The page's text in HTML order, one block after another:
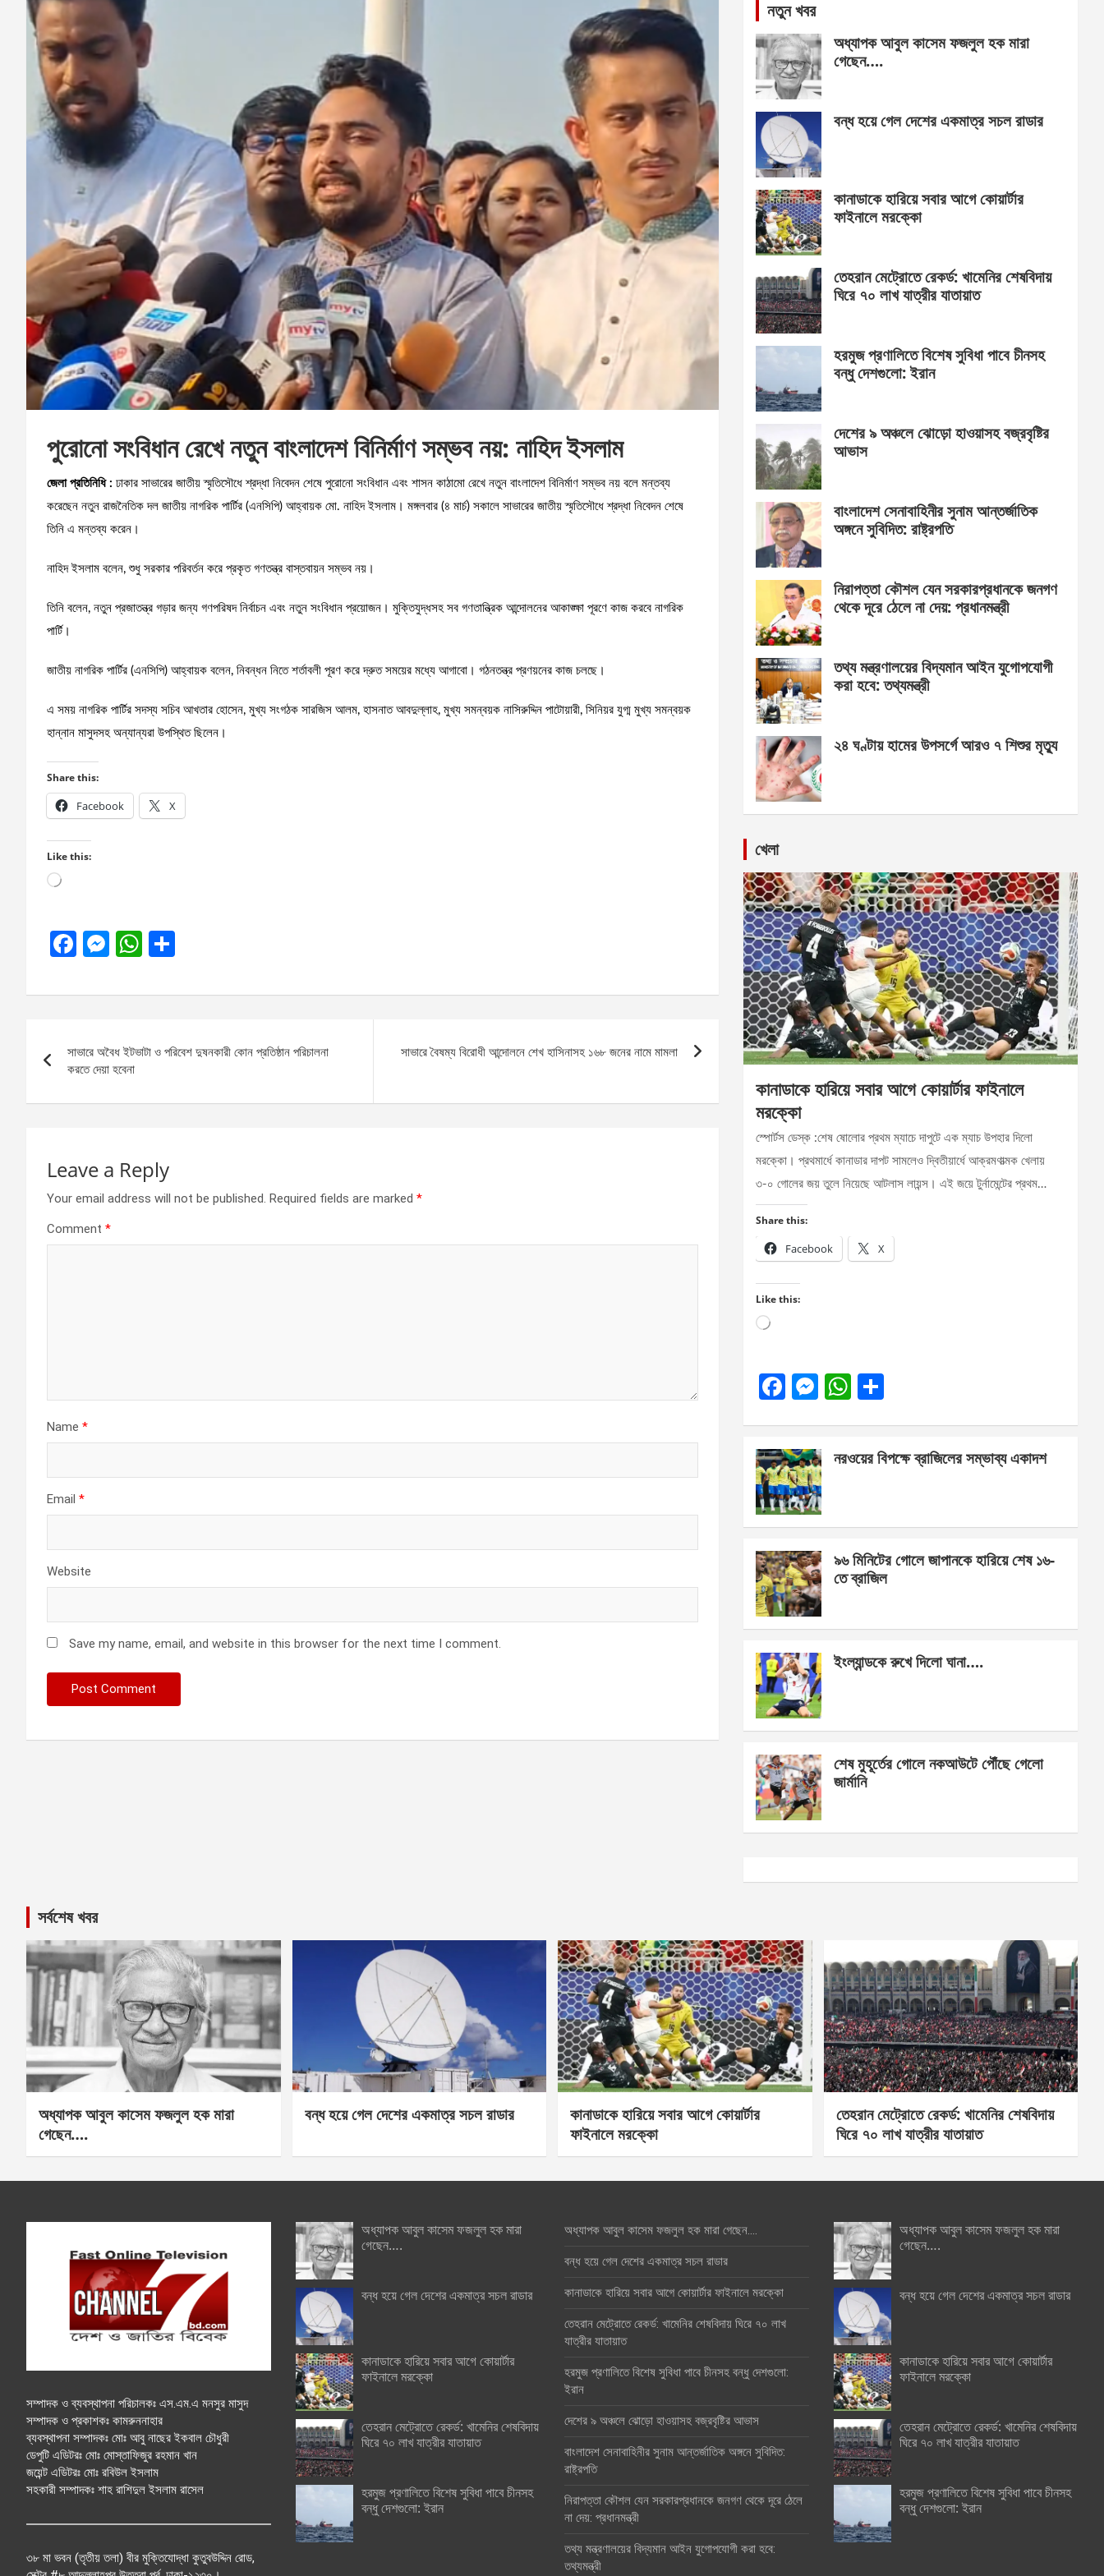
পুরোনো সংবিধান রেখে নতুন বাংলাদেশ বিনির্মাণ সম্ভব নয়: নাহিদ ইসলাম
জেলা প্রতিনিধি : ঢাকার সাভারের জাতীয় স্মৃতিসৌধে শ্রদ্ধা নিবেদন শেষে পুরোনো সংবিধান এবং শাসন কাঠামো রেখে নতুন বাংলাদেশ বিনির্মাণ সম্ভব নয় বলে মন্তব্য
করেছেন নতুন রাজনৈতিক দল জাতীয় নাগরিক পার্টির (এনসিপি) আহ্বায়ক মো. নাহিদ ইসলাম। মঙ্গলবার (৪ মার্চ) সকালে সাভারের জাতীয় স্মৃতিসৌধে শ্রদ্ধা নিবেদন শেষে
তিনি এ মন্তব্য করেন।
নাহিদ ইসলাম বলেন, শুধু সরকার পরিবর্তন করে প্রকৃত গণতন্ত্র বাস্তবায়ন সম্ভব নয়।
তিনি বলেন, নতুন প্রজাতন্ত্র গড়ার জন্য গণপরিষদ নির্বাচন এবং নতুন সংবিধান প্রয়োজন। মুক্তিযুদ্ধসহ সব গণতান্ত্রিক আন্দোলনের আকাঙ্ক্ষা পূরণে কাজ করবে নাগরিক
পার্টি।
জাতীয় নাগরিক পার্টির (এনসিপি) আহ্বায়ক বলেন, নিবন্ধন নিতে শর্তাবলী পূরণ করে দ্রুত সময়ের মধ্যে আগাবো। গঠনতন্ত্র প্রণয়নের কাজ চলছে।
এ সময় নাগরিক পার্টির সদস্য সচিব আখতার হোসেন, মুখ্য সংগঠক সারজিস আলম, হাসনাত আবদুল্লাহ, মুখ্য সমন্বয়ক নাসিরুদ্দিন পাটোয়ারী, সিনিয়র যুগ্ম মুখ্য সমন্বয়ক
হান্নান মাসুদসহ অন্যান্যরা উপস্থিত ছিলেন।
Share this:
Facebook X
Like this:
Loading…
F
ce
o
o
k
M
se
g
er
W
at
A
p
ar
navigation
সাভারে অবৈধ ইটভাটা ও পরিবেশ দুষনকারী কোন প্রতিষ্ঠান পরিচালনা
করতে দেয়া হবেনা
সাভারে বৈষম্য বিরোধী আন্দোলনে শেখ হাসিনাসহ ১৬৮ জনের নামে মামলা
Leave a Reply
Your email address will not be published. Required fields are marked *
Comment *
Name *
Email *
Website
Save my name, email, and website in this browser for the next time I comment.
নতুন খবর
অধ্যাপক আবুল কাসেম ফজলুল হক মারা
গেছেন….
বন্ধ হয়ে গেল দেশের একমাত্র সচল রাডার
কানাডাকে হারিয়ে সবার আগে কোয়ার্টার
ফাইনালে মরক্কো
তেহরান মেট্রোতে রেকর্ড: খামেনির শেষবিদায়
ঘিরে ৭০ লাখ যাত্রীর যাতায়াত
হরমুজ প্রণালিতে বিশেষ সুবিধা পাবে চীনসহ
বন্ধু দেশগুলো: ইরান
দেশের ৯ অঞ্চলে ঝোড়ো হাওয়াসহ বজ্রবৃষ্টির
আভাস
বাংলাদেশ সেনাবাহিনীর সুনাম আন্তর্জাতিক
অঙ্গনে সুবিদিত: রাষ্ট্রপতি
নিরাপত্তা কৌশল যেন সরকারপ্রধানকে জনগণ
থেকে দূরে ঠেলে না দেয়: প্রধানমন্ত্রী
তথ্য মন্ত্রণালয়ের বিদ্যমান আইন যুগোপযোগী
করা হবে: তথ্যমন্ত্রী
২৪ ঘণ্টায় হামের উপসর্গে আরও ৭ শিশুর মৃত্যু
খেলা
কানাডাকে হারিয়ে সবার আগে কোয়ার্টার ফাইনালে
মরক্কো
স্পোর্টস ডেস্ক :শেষ ষোলোর প্রথম ম্যাচে দাপুটে এক ম্যাচ উপহার দিলো
মরক্কো। প্রথমার্ধে কানাডার দাপট সামলেও দ্বিতীয়ার্ধে আক্রমণাত্মক খেলায়
৩-০ গোলের জয় তুলে নিয়েছে আটলাস লায়ন্স। এই জয়ে টুর্নামেন্টের প্রথম…
Share this:
Facebook X
Like this:
Loading…
F
b
o
o
k
M
n
g
er
W
s
e
নরওয়ের বিপক্ষে ব্রাজিলের সম্ভাব্য একাদশ
৯৬ মিনিটের গোলে জাপানকে হারিয়ে শেষ ১৬-
তে ব্রাজিল
ইংল্যান্ডকে রুখে দিলো ঘানা….
শেষ মুহূর্তের গোলে নকআউটে পৌঁছে গেলো
জার্মানি
সর্বশেষ খবর
অধ্যাপক আবুল কাসেম ফজলুল হক মারা
গেছেন….
বন্ধ হয়ে গেল দেশের একমাত্র সচল রাডার
কানাডাকে হারিয়ে সবার আগে কোয়ার্টার
ফাইনালে মরক্কো
তেহরান মেট্রোতে রেকর্ড: খামেনির শেষবিদায়
ঘিরে ৭০ লাখ যাত্রীর যাতায়াত
সম্পাদক ও ব্যবস্থাপনা পরিচালকঃ এস.এম.এ মনসুর মাসুদ
সম্পাদক ও প্রকাশকঃ কামরুননাহার
ব্যবস্থাপনা সম্পাদকঃ মোঃ আবু নাছের ইকবাল চৌধুরী
ডেপুটি এডিটরঃ মোঃ মোস্তাফিজুর রহমান খান
জয়েন্ট এডিটরঃ মোঃ রবিউল ইসলাম
সহকারী সম্পাদকঃ শাহ রাশিদুল ইসলাম রাসেল
৩৮ মা ভবন (তৃতীয় তলা) বীর মুক্তিযোদ্ধা কুতুবউদ্দিন রোড,
অধ্যাপক আবুল কাসেম ফজলুল হক মারা
গেছেন….
বন্ধ হয়ে গেল দেশের একমাত্র সচল রাডার
কানাডাকে হারিয়ে সবার আগে কোয়ার্টার
ফাইনালে মরক্কো
তেহরান মেট্রোতে রেকর্ড: খামেনির শেষবিদায়
ঘিরে ৭০ লাখ যাত্রীর যাতায়াত
হরমুজ প্রণালিতে বিশেষ সুবিধা পাবে চীনসহ
বন্ধু দেশগুলো: ইরান
অধ্যাপক আবুল কাসেম ফজলুল হক মারা গেছেন….
বন্ধ হয়ে গেল দেশের একমাত্র সচল রাডার
কানাডাকে হারিয়ে সবার আগে কোয়ার্টার ফাইনালে মরক্কো
তেহরান মেট্রোতে রেকর্ড: খামেনির শেষবিদায় ঘিরে ৭০ লাখ
যাত্রীর যাতায়াত
হরমুজ প্রণালিতে বিশেষ সুবিধা পাবে চীনসহ বন্ধু দেশগুলো:
ইরান
দেশের ৯ অঞ্চলে ঝোড়ো হাওয়াসহ বজ্রবৃষ্টির আভাস
বাংলাদেশ সেনাবাহিনীর সুনাম আন্তর্জাতিক অঙ্গনে সুবিদিত:
রাষ্ট্রপতি
নিরাপত্তা কৌশল যেন সরকারপ্রধানকে জনগণ থেকে দূরে ঠেলে
না দেয়: প্রধানমন্ত্রী
তথ্য মন্ত্রণালয়ের বিদ্যমান আইন যুগোপযোগী করা হবে:
তথ্যমন্ত্রী
অধ্যাপক আবুল কাসেম ফজলুল হক মারা
গেছেন….
বন্ধ হয়ে গেল দেশের একমাত্র সচল রাডার
কানাডাকে হারিয়ে সবার আগে কোয়ার্টার
ফাইনালে মরক্কো
তেহরান মেট্রোতে রেকর্ড: খামেনির শেষবিদায়
ঘিরে ৭০ লাখ যাত্রীর যাতায়াত
হরমুজ প্রণালিতে বিশেষ সুবিধা পাবে চীনসহ
বন্ধু দেশগুলো: ইরান